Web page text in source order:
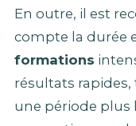
En outre, il est
compte la durée
formations
résultats rapides,
une période